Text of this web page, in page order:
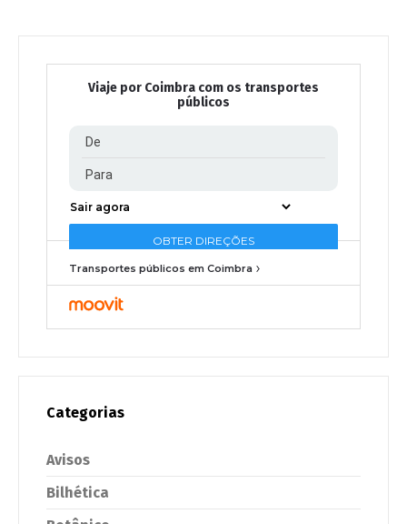
Viaje por Coimbra com os transportes
públicos
Transportes públicos em Coimbra
Categorias
Avisos
Bilhética